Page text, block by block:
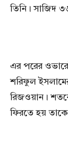
তিনি। সাজিদ
এর পরের
শরিফুল
রিজওয়ান।
ফিরতে হয়